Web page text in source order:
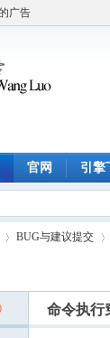
广告
官网 引擎
BUG与建议提交
›
命令执行